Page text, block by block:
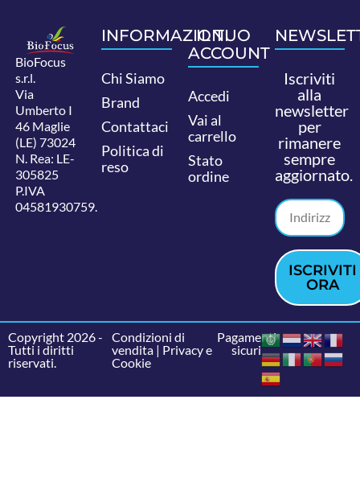
BioFocus
s.r.l.
Via
Umberto I
46 Maglie
(LE) 73024
N. Rea: LE-
305825
P.IVA
04581930759.
INFORMAZIONI
Chi Siamo
Brand
Contattaci
Politica di
reso
IL TUO
ACCOUNT
Accedi
Vai al
carrello
Stato
ordine
Iscriviti
alla
newsletter
per
rimanere
sempre
aggiornato.
ISCRIVITI
ORA
Copyright 2026 -
Tutti i diritti
riservati.
Condizioni di
vendita| Privacy e
Cookie
Pagamenti
sicuri